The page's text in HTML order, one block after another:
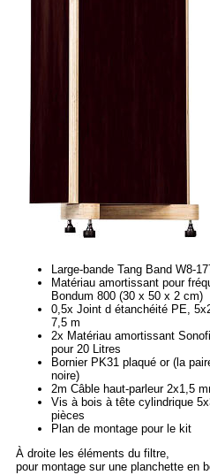
Large-bande Tang Band W8-
Matériau amortissant pour
Bondum 800 (30 x 50 x 2 cm)
0,5x Joint d étanchéité PE,
7,5 m
2x Matériau amortissant
pour 20 Litres
Bornier PK31 plaqué or (la
noire)
2m Câble haut-parleur 2x1,5
Vis à bois à tête cylindrique
pièces
Plan de montage pour le kit
À droite les éléments du filtre,
pour montage sur une planchette en